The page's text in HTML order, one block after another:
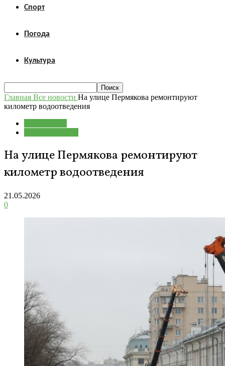
Спорт
Погода
Культура
Главная Все новости На улице Пермякова ремонтируют
километр водоотведения
На улице Пермякова ремонтируют
километр водоотведения
21.05.2026
0